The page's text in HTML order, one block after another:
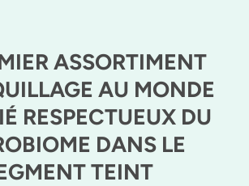
ASSORTIMENT
AU MONDE
RESPECTUEUX DU
DANS LE
TEINT